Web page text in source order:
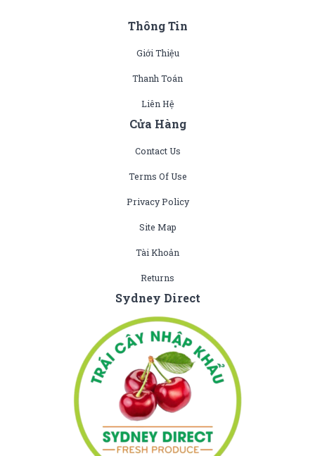
Thông Tin
Giới Thiệu
Thanh Toán
Liên Hệ
Cửa Hàng
Contact Us
Terms Of Use
Privacy Policy
Site Map
Tài Khoản
Returns
Sydney Direct